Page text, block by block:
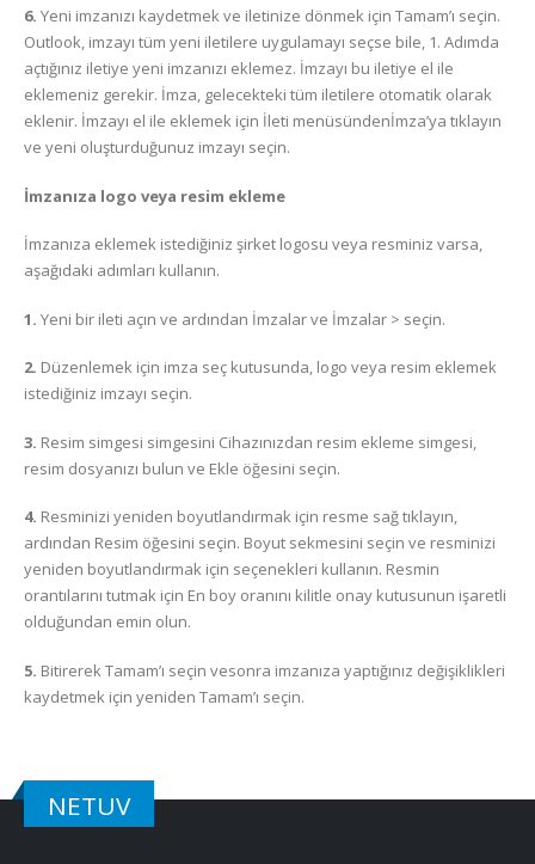
6. Yeni imzanızı kaydetmek ve iletinize dönmek için Tamam’ı seçin.
Outlook, imzayı tüm yeni iletilere uygulamayı seçse bile, 1. Adımda
açtığınız iletiye yeni imzanızı eklemez. İmzayı bu iletiye el ile
eklemeniz gerekir. İmza, gelecekteki tüm iletilere otomatik olarak
eklenir. İmzayı el ile eklemek için İleti menüsündenİmza’ya tıklayın
ve yeni oluşturduğunuz imzayı seçin.
İmzanıza logo veya resim ekleme
İmzanıza eklemek istediğiniz şirket logosu veya resminiz varsa,
aşağıdaki adımları kullanın.
1. Yeni bir ileti açın ve ardından İmzalar ve İmzalar > seçin.
2. Düzenlemek için imza seç kutusunda, logo veya resim eklemek
istediğiniz imzayı seçin.
3. Resim simgesi simgesini Cihazınızdan resim ekleme simgesi,
resim dosyanızı bulun ve Ekle öğesini seçin.
4. Resminizi yeniden boyutlandırmak için resme sağ tıklayın,
ardından Resim öğesini seçin. Boyut sekmesini seçin ve resminizi
yeniden boyutlandırmak için seçenekleri kullanın. Resmin
orantılarını tutmak için En boy oranını kilitle onay kutusunun işaretli
olduğundan emin olun.
5. Bitirerek Tamam’ı seçin vesonra imzanıza yaptığınız değişiklikleri
kaydetmek için yeniden Tamam’ı seçin.
NETUV